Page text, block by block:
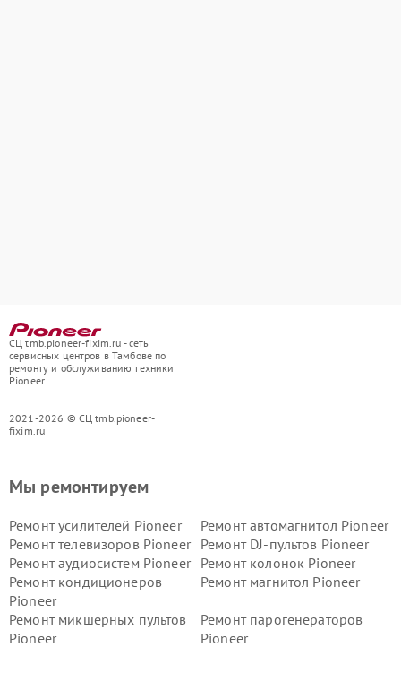
СЦ tmb.pioneer-fixim.ru - сеть
сервисных центров в Тамбове по
ремонту и обслуживанию техники
Pioneer
2021-2026 © СЦ tmb.pioneer-
fixim.ru
Мы ремонтируем
Ремонт усилителей Pioneer
Ремонт автомагнитол Pioneer
Ремонт телевизоров Pioneer
Ремонт DJ-пультов Pioneer
Ремонт аудиосистем Pioneer
Ремонт колонок Pioneer
Ремонт кондиционеров
Pioneer
Ремонт магнитол Pioneer
Ремонт микшерных пультов
Pioneer
Ремонт парогенераторов
Pioneer